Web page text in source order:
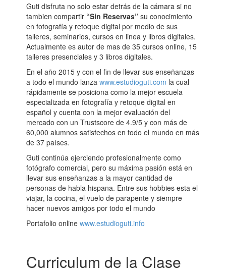
Guti disfruta no solo estar detrás de la cámara si no
tambien compartir “Sin Reservas” su conocimiento
en fotografía y retoque digital por medio de sus
talleres, seminarios, cursos en linea y libros digitales.
Actualmente es autor de mas de 35 cursos online, 15
talleres presenciales y 3 libros digitales.
En el año 2015 y con el fin de llevar sus enseñanzas
a todo el mundo lanzawww.estudioguti.com la cual
rápidamente se posiciona como la mejor escuela
especializada en fotografía y retoque digital en
español y cuenta con la mejor evaluación del
mercado con un Trustscore de 4.9/5 y con más de
60,000 alumnos satisfechos en todo el mundo en más
de 37 países.
Guti continúa ejerciendo profesionalmente como
fotógrafo comercial, pero su máxima pasión está en
llevar sus enseñanzas a la mayor cantidad de
personas de habla hispana. Entre sus hobbies esta el
viajar, la cocina, el vuelo de parapente y siempre
hacer nuevos amigos por todo el mundo
Portafolio onlinewww.estudioguti.info
Curriculum de la Clase